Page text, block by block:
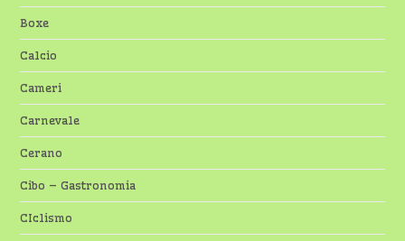
Boxe
Calcio
Cameri
Carnevale
Cerano
Cibo – Gastronomia
CIclismo